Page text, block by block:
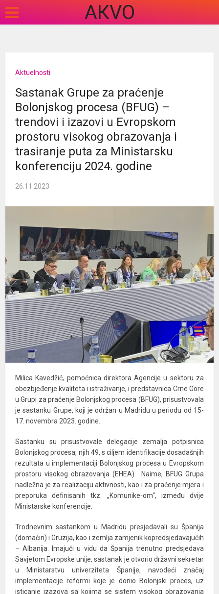
АКVO
Aktuelnosti
Sastanak Grupe za praćenje
Bolonjskog procesa (BFUG) –
trendovi i izazovi u Evropskom
prostoru visokog obrazovanja i
trasiranje puta za Ministarsku
konferenciju 2024. godine
26.11.2023
Milica Kavedžić, pomoćnica direktora Agencije u sektoru za
obezbjeđenje kvaliteta i istraživanje, i predstavnica Crne Gore
u Grupi za praćenje Bolonjskog procesa (BFUG), prisustvovala
je sastanku Grupe, koji je održan u Madridu u periodu od 15-
17. novembra 2023. godine.
Sastanku su prisustvovale delegacije zemalja potpisnica
Bolonjskog procesa, njih 49, s ciljem identifikacije dosadašnjih
rezultata u implementaciji Bolonjskog procesa u Evropskom
prostoru visokog obrazovanja (EHEA). Naime, BFUG Grupa
nadležna je za realizaciju aktivnosti, kao i za praćenje mjera i
preporuka definisanih tkz. „Komunike-om“, između dvije
Ministarske konferencije.
Trodnevnim sastankom u Madridu presjedavali su Španija
(domaćin) i Gruzija, kao i zemlja zamjenik kopredsjedavajućih
– Albanija. Imajući u vidu da Španija trenutno predsjedava
Savjetom Evropske unije, sastanak je otvorio državni sekretar
u Ministarstvu univerziteta Španije, navodeći značaj
implementacije reformi koje je donio Bolonjski proces, uz
isticanje izazova sa kojima se sistem visokog obrazovanja